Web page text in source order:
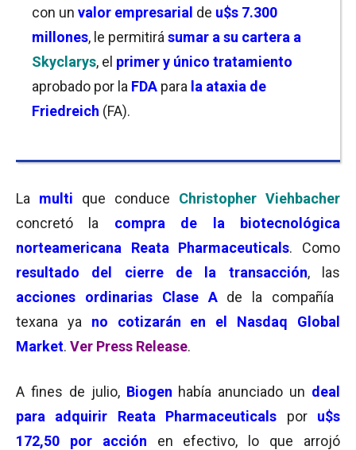
con un valor empresarial de u$s 7.300
millones, le permitirá sumar a su cartera a
Skyclarys, el primer y único tratamiento
aprobado por la FDA para la ataxia de
Friedreich (FA).
La multi que conduce Christopher Viehbacher
concretó la compra de la biotecnológica
norteamericana Reata Pharmaceuticals. Como
resultado del cierre de la transacción, las
acciones ordinarias Clase A de la compañía
texana ya no cotizarán en el Nasdaq Global
Market. Ver Press Release.
A fines de julio, Biogen había anunciado un deal
para adquirir
Reata Pharmaceuticals por u$s
172,50 por acción
en efectivo, lo que arrojó